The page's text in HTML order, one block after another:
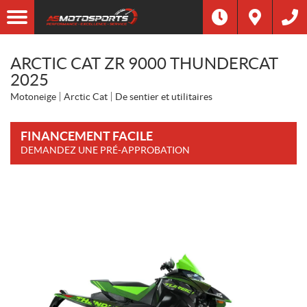
ARCTIC CAT ZR 9000 THUNDERCAT
2025
Motoneige Arctic Cat De sentier et utilitaires
FINANCEMENT FACILE
DEMANDEZ UNE PRÉ-APPROBATION